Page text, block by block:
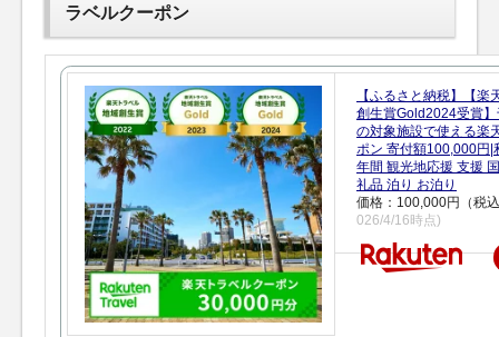
ラベルクーポン
【ふるさと納税】【楽
創生賞Gold2024受賞
の対象施設で使える楽
ポン 寄付額100,000円|
年間 観光地応援 支援
礼品 泊り お泊り
価格：100,000円（税
026/4/16時点)